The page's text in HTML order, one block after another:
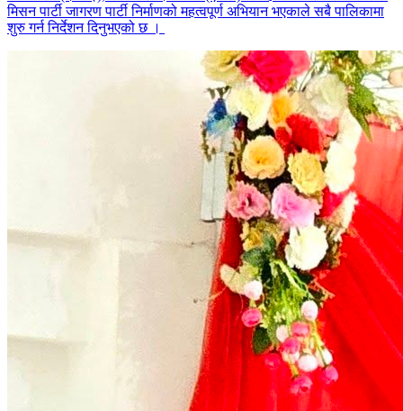
मिसन पार्टी जागरण पार्टी निर्माणको महत्वपूर्ण अभियान भएकाले सबै पालिकामा
शुरु गर्न निर्देशन दिनुभएको छ ।